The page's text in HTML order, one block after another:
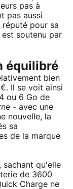
pas à
pas aussi
réputé pour sa
est soutenu par
équilibré
bien
Il se voit ainsi
ou 6 Go de
- avec une
nouvelle, la
sa
de la marque
sachant qu'elle
de 3600
Charge ne